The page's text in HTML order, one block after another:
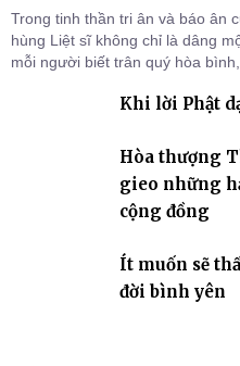
Trong tinh thần tri ân và báo ân
hùng Liệt sĩ không chỉ là dâng
mỗi người biết trân quý hòa
Khi lời Phật
Hòa thượng
gieo những
cộng đồng
Ít muốn sẽ
đời bình yên